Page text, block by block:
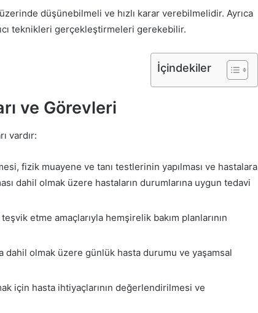
düşünebilmeli ve hızlı karar verebilmelidir. Ayrıca
teknikleri gerçekleştirmeleri gerekebilir.
İçindekiler
ve Görevleri
vardır:
fizik muayene ve tanı testlerinin yapılması ve hastalara
dahil olmak üzere hastaların durumlarına uygun tedavi
etme amaçlarıyla hemşirelik bakım planlarının
dahil olmak üzere günlük hasta durumu ve yaşamsal
için hasta ihtiyaçlarının değerlendirilmesi ve